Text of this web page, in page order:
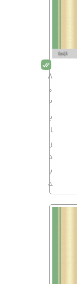
8
0
2
ب
ا
ز
د
ی
د